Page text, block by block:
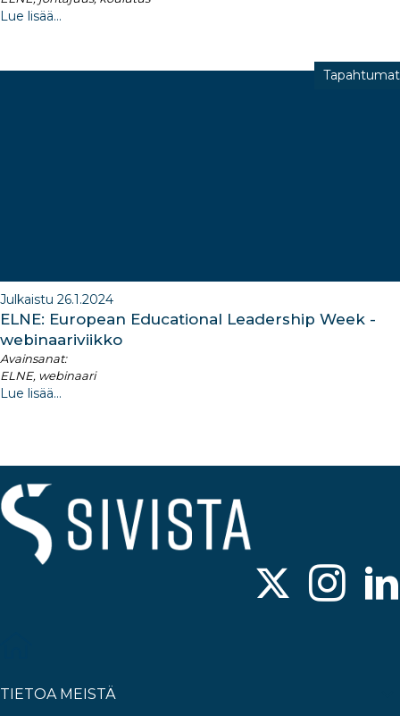
Lue lisää...
Tapahtumat
Julkaistu 26.1.2024
ELNE: European Educational Leadership Week -
webinaariviikko
Avainsanat:
ELNE, webinaari
Lue lisää...
TIETOA MEISTÄ